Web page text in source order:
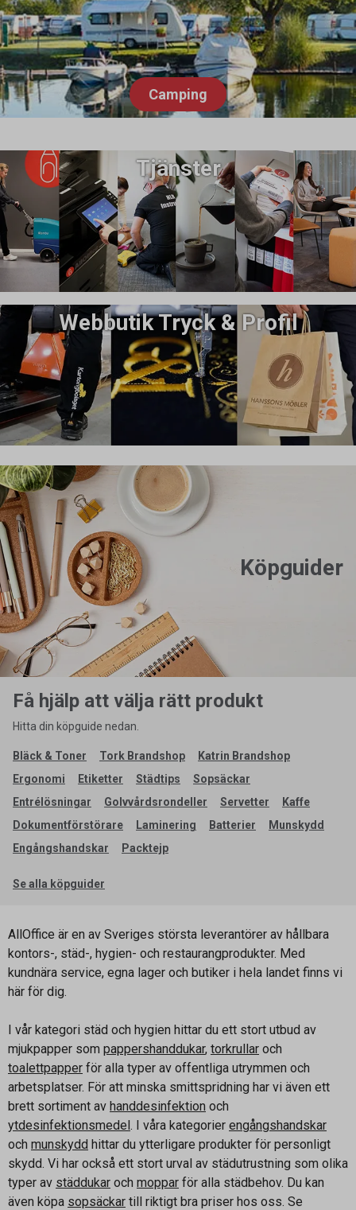
Camping
Tjänster
Webbutik Tryck & Profil
Köpguider
Få hjälp att välja rätt produkt
Hitta din köpguide nedan.
Bläck & Toner Tork Brandshop
Katrin Brandshop
Ergonomi
Etiketter Städtips
Sopsäckar
Entrélösningar
Golvvårdsrondeller Servetter
Kaffe
Dokumentförstörare
Laminering Batterier
Munskydd
Engångshandskar
Packtejp
Se alla köpguider
AllOffice är en av Sveriges största leverantörer av hållbara
kontors-, städ-, hygien- och restaurangprodukter. Med
kundnära service, egna lager och butiker i hela landet finns vi
här för dig.
I vår kategori städ och hygien hittar du ett stort utbud av
mjukpapper som pappershanddukar, torkrullar och
toalettpapper för alla typer av offentliga utrymmen och
arbetsplatser. För att minska smittspridning har vi även ett
brett sortiment av handdesinfektion och
ytdesinfektionsmedel . I våra kategorier engångshandskar
och munskydd hittar du ytterligare produkter för personligt
skydd. Vi har också ett stort urval av städutrustning som olika
typer av städdukar och moppar för alla städbehov. Du kan
även köpa sopsäckar till riktigt bra priser hos oss. Se